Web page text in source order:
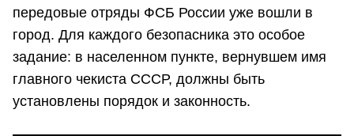
передовые отряды ФСБ России уже вошли в
город. Для каждого безопасника это особое
задание: в населенном пункте, вернувшем имя
главного чекиста СССР, должны быть
установлены порядок и законность.